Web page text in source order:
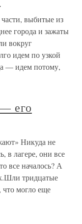
выбитые из
города и зажаты
вокруг
идем по узкой
— идем потому,
его
Никуда не
в лагере, они все
все началось? А
тридцатые
что могло еще